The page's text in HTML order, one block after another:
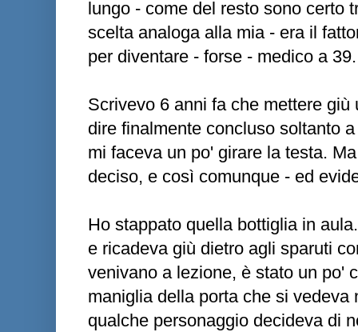
lungo - come del resto sono certo
scelta analoga alla mia - era il
per diventare - forse - medico a 39.
Scrivevo 6 anni fa che mettere
dire finalmente concluso soltanto
mi faceva un po' girare la testa.
deciso, e così comunque - ed
Ho stappato quella bottiglia in
e ricadeva giù dietro agli sparuti
venivano a lezione, è stato un po'
maniglia della porta che si
qualche personaggio decideva di